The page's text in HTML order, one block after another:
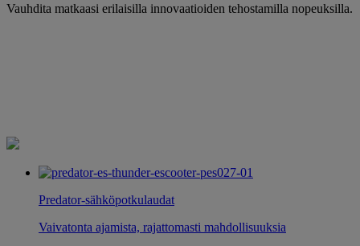
Vauhdita matkaasi erilaisilla innovaatioiden tehostamilla nopeuksilla.
Predator-sähköpotkulaudat
Vaivatonta ajamista, rajattomasti mahdollisuuksia